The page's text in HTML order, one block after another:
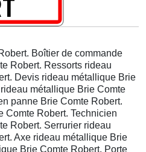
Boîtier de commande
Robert. Ressorts rideau
Devis rideau métallique Brie
métallique Brie Comte
panne Brie Comte Robert.
Comte Robert. Technicien
Robert. Serrurier rideau
Axe rideau métallique Brie
Brie Comte Robert. Porte